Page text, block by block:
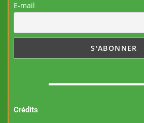
E-mail
Crédits